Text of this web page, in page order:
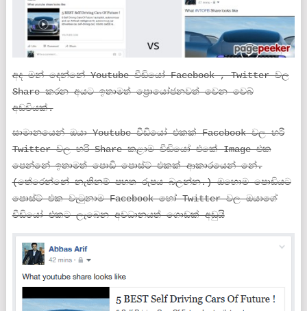
අද මන් දෙන්නේ Youtube වීඩියෝ Facebook , Twitter වල
Share කරන අයට ඉතාමත් ප්‍රොයෝජනවත් වෙන වෙබ්
අඩවියක්.
සාමානයෙන් ඔයා Youtube වීඩියෝ එකක් Facebook වල හරි
Twitter වල හරි Share කළාම වීඩියෝ එකේ Image එක
පෙන්නේ ඉතාමත් පොඩි පොස්ට් එකක් ආකාරයෙන් නේ.
(තේරෙන්නේ නැතිනම් පහත රුපය බලන්න.) ඔහොම පොඩියට
පොස්ට් එක වැටුනාම Facebook හෝ Twitter වල ඔයාගේ
වීඩියෝ එකට ලැබෙන අවධානයත් ගොඩක් අඩුයි